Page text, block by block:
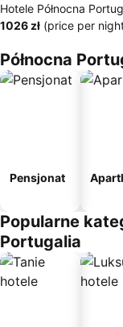
Hotele Północna
‎1026 zł (price per
Północna
Pensjonat
Popularne
Portugalia